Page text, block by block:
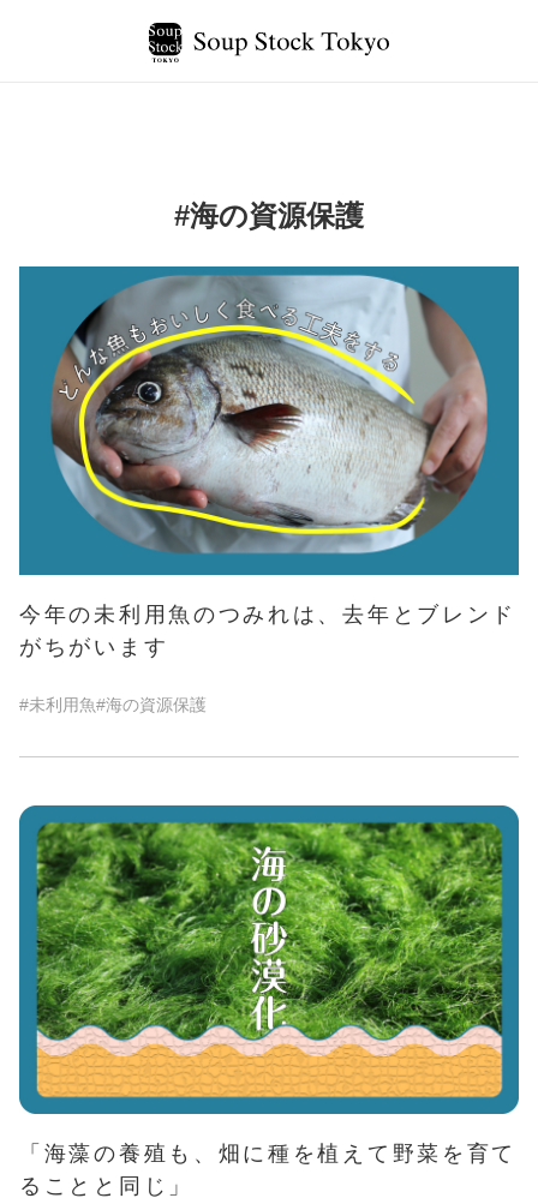
#海の資源保護
今年の未利用魚のつみれは、去年とブレンド
がちがいます
#未利用魚#海の資源保護
「海藻の養殖も、畑に種を植えて野菜を育て
ることと同じ」